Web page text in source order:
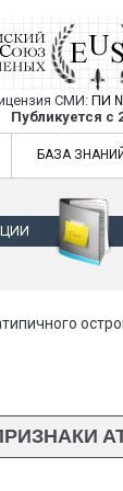
Союз
СМИ:ПИ
Публикуется с
—
БАЗА ЗНАНИЙ